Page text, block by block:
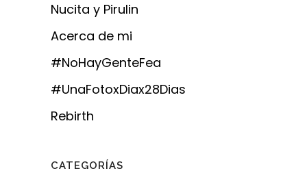
Nucita y Pirulin
Acerca de mi
#NoHayGenteFea
#UnaFotoxDiax28Dias
Rebirth
CATEGORÍAS